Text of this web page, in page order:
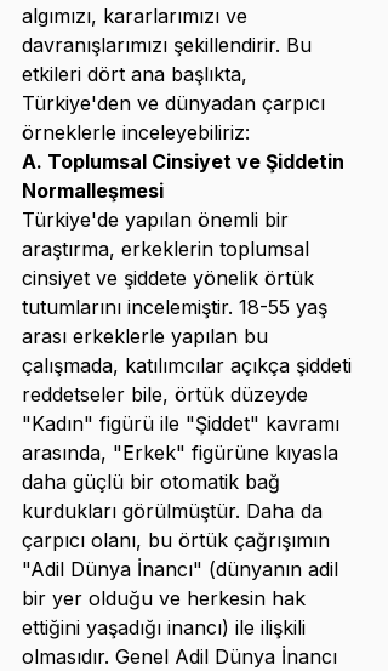
algımızı, kararlarımızı ve
davranışlarımızı şekillendirir. Bu
etkileri dört ana başlıkta,
Türkiye'den ve dünyadan çarpıcı
örneklerle inceleyebiliriz:
A. Toplumsal Cinsiyet ve Şiddetin
Normalleşmesi
Türkiye'de yapılan önemli bir
araştırma, erkeklerin toplumsal
cinsiyet ve şiddete yönelik örtük
tutumlarını incelemiştir. 18-55 yaş
arası erkeklerle yapılan bu
çalışmada, katılımcılar açıkça şiddeti
reddetseler bile, örtük düzeyde
"Kadın" figürü ile "Şiddet" kavramı
arasında, "Erkek" figürüne kıyasla
daha güçlü bir otomatik bağ
kurdukları görülmüştür. Daha da
çarpıcı olanı, bu örtük çağrışımın
"Adil Dünya İnancı" (dünyanın adil
bir yer olduğu ve herkesin hak
ettiğini yaşadığı inancı) ile ilişkili
olmasıdır. Genel Adil Dünya İnancı